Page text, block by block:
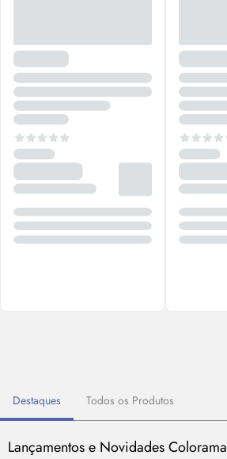
Destaques Todos os Produtos
Lançamentos e Novidades Colorama